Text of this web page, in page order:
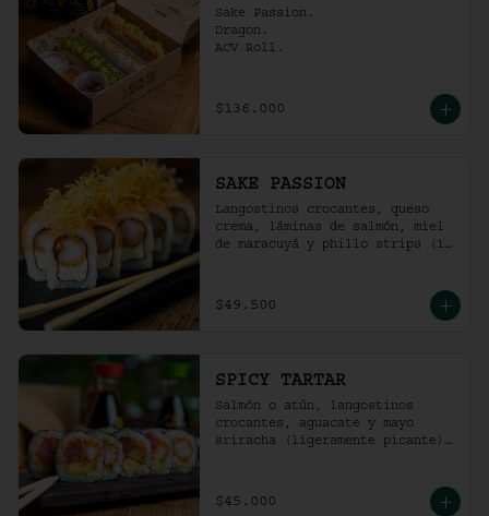
Sake Passion.
Dragon.
ACV Roll.
$136.000
SAKE PASSION
Langostinos crocantes, queso
crema, láminas de salmón, miel
de maracuyá y phillo strips (10
$49.500
SPICY TARTAR
Salmón o atún, langostinos
crocantes, aguacate y mayo
sriracha (ligeramente picante).
$45.000